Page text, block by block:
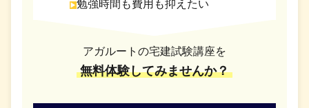
勉強時間も費用も抑えたい
アガルートの宅建試験講座を
無料体験してみませんか？